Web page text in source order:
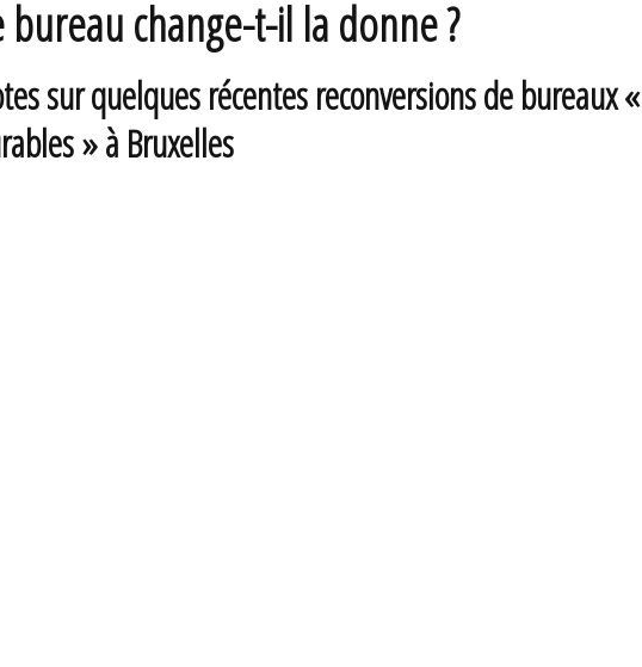
bureau change-t-il la donne ?
sur quelques récentes reconversions de bureaux «
» à Bruxelles